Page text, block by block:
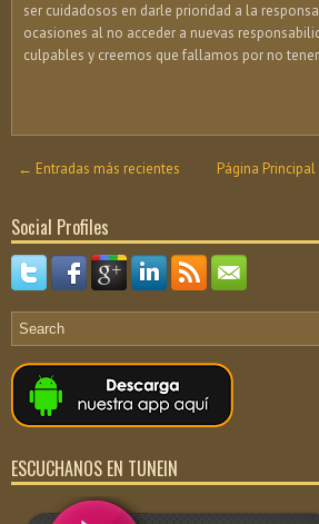
ser cuidadosos en darle prioridad a la
ocasiones al no acceder a nuevas
culpables y creemos que fallamos por no
← Entradas más recientes Página Principal
Social Profiles
ESCUCHANOS EN TUNEIN